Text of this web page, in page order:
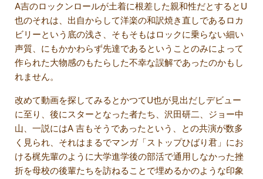
A吉のロックンロールが土着に根差した親和性だとするとU
也のそれは、出自からして洋楽の和訳焼き直しであるロカ
ビリーという底の浅さ、そもそもはロックに乗らない細い
声質、にもかかわらず先達であるということのみによって
作られた大物感のもたらした不幸な誤解であったのかもし
れません。
改めて動画を探してみるとかつてU也が見出だしデビュー
に至り、後にスターとなった者たち、沢田研二、ジョー中
山、一説にはA 吉もそうであったという、との共演が数多
く見られ、それはまるでマンガ「ストップひばり君」にお
ける梶先輩のように大学進学後の部活で通用しなかった挫
折を母校の後輩たちを訪ねることで埋めるかのような印象